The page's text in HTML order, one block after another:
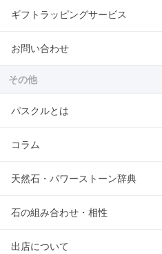
ギフトラッピングサービス
お問い合わせ
その他
パスクルとは
コラム
天然石・パワーストーン辞典
石の組み合わせ・相性
出店について